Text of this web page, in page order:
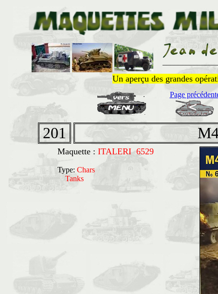
Un aperçu des grandes
Page
201
Maquette : ITALERI 6529
Type: Chars
Tanks